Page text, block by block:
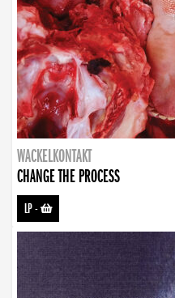
WACKELKONTAKT
CHANGE THE PROCESS
LP-